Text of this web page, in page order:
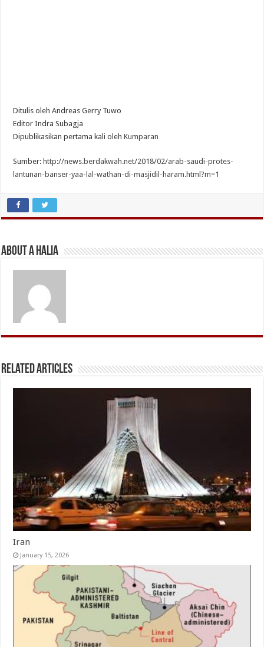
Ditulis oleh Andreas Gerry Tuwo
Editor Indra Subagja
Dipublikasikan pertama kali olehKumparan
Sumber:http://news.berdakwah.net/2018/02/arab-saudi-protes-
lantunan-banser-yaa-lal-wathan-di-masjidil-haram.html?m=1
About A Halia
Related Articles
Iran
January 15, 2026